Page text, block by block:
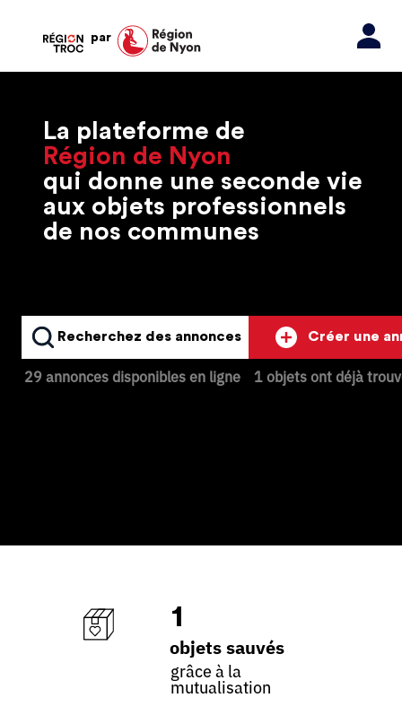
par
La plateforme de
Région de Nyon
qui donne une seconde vie
aux objets professionnels
de nos communes
Recherchez des annonces
29 annonces disponibles en ligne
Créer une
1 objets ont déjà
1
objets sauvés
grâce à la
mutualisation